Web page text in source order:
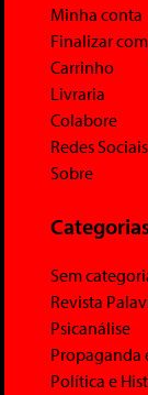
Minha conta
Finalizar
Carrinho
Livraria
Colabore
Redes Sociais
Sobre
Sem
Revista
Psicanálise
Propaganda
Política e